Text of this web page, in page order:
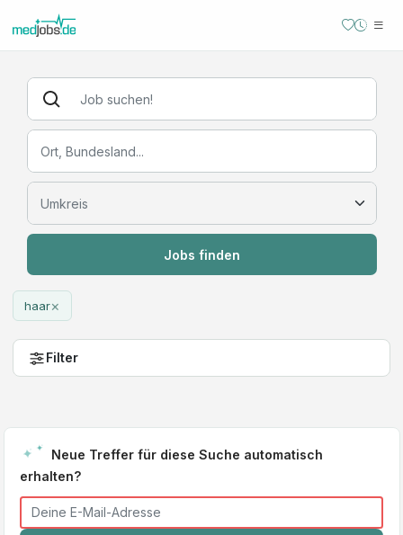
Jobs finden
haar×
Filter
Neue Treffer für diese Suche automatisch
erhalten?